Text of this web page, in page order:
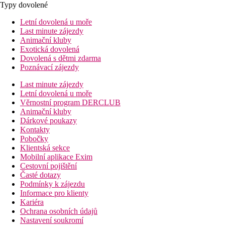
Typy dovolené
Letní dovolená u moře
Last minute zájezdy
Animační kluby
Exotická dovolená
Dovolená s dětmi zdarma
Poznávací zájezdy
Last minute zájezdy
Letní dovolená u moře
Věrnostní program DERCLUB
Animační kluby
Dárkové poukazy
Kontakty
Pobočky
Klientská sekce
Mobilní aplikace Exim
Cestovní pojištění
Časté dotazy
Podmínky k zájezdu
Informace pro klienty
Kariéra
Ochrana osobních údajů
Nastavení soukromí